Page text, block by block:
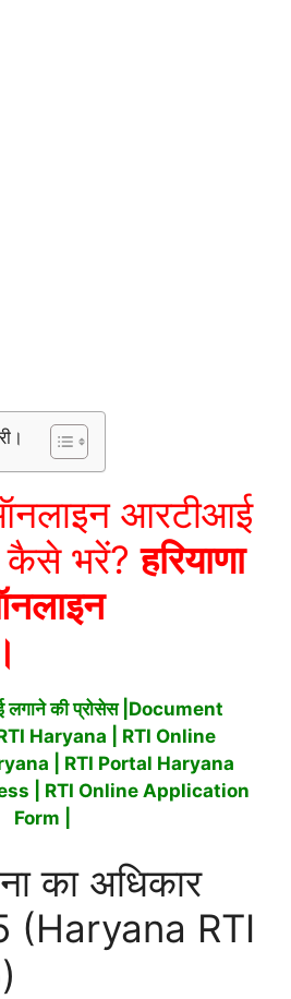
आरटीआई
कैसे भरें?हरियाणा
लगाने की प्रोसेस |Document
Haryana | RTI Online
| RTI Portal Haryana
| RTI Online Application
Form |
का अधिकार
(Haryana RTI